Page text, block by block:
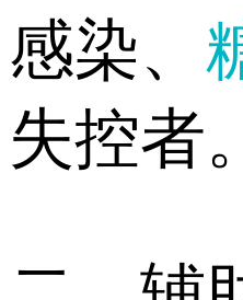
感染、
失控者。